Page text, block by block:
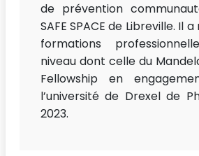
de prévention
SAFE SPACE de Libreville. Il
formations
niveau dont celle du
Fellowship en
l’université de Drexel de
2023.